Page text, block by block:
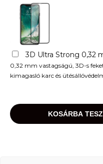
3D Ultra Strong 0,32
0,32 mm vastagságú, 3D-s
kimagasló karc és
KOSÁRBA